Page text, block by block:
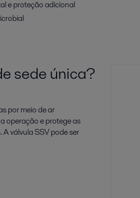
e proteção adicional
sede única?
por meio de ar
operação e protege as
válvula SSV pode ser